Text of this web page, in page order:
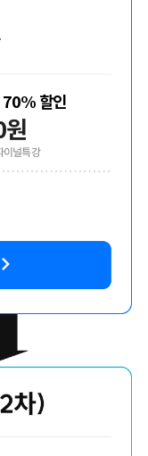
할인
원
이널특강